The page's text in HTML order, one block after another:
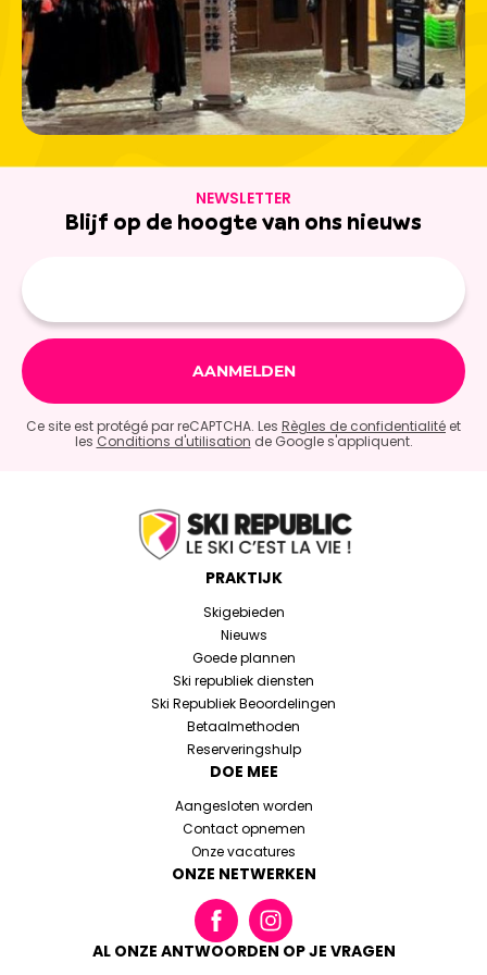
NEWSLETTER
Blijf op de hoogte van ons nieuws
Ce site est protégé par reCAPTCHA. Les Règles de confidentialité et
les Conditions d'utilisation de Google s'appliquent.
PRAKTIJK
Skigebieden
Nieuws
Goede plannen
Ski republiek diensten
Ski Republiek Beoordelingen
Betaalmethoden
Reserveringshulp
DOE MEE
Aangesloten worden
Contact opnemen
Onze vacatures
ONZE NETWERKEN
AL ONZE ANTWOORDEN OP JE VRAGEN